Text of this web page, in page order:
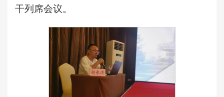
干列席会议。